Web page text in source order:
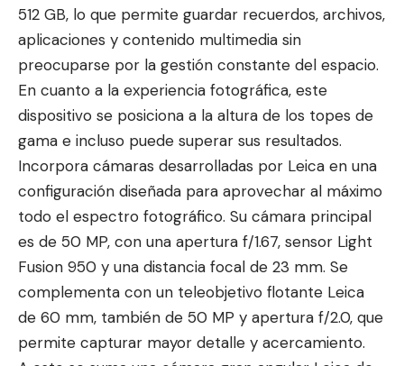
512 GB, lo que permite guardar recuerdos, archivos,
aplicaciones y contenido multimedia sin
preocuparse por la gestión constante del espacio.
En cuanto a la experiencia fotográfica, este
dispositivo se posiciona a la altura de los topes de
gama e incluso puede superar sus resultados.
Incorpora cámaras desarrolladas por Leica en una
configuración diseñada para aprovechar al máximo
todo el espectro fotográfico. Su cámara principal
es de 50 MP, con una apertura f/1.67, sensor Light
Fusion 950 y una distancia focal de 23 mm. Se
complementa con un teleobjetivo flotante Leica
de 60 mm, también de 50 MP y apertura f/2.0, que
permite capturar mayor detalle y acercamiento.